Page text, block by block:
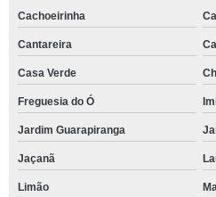
Cachoeirinha
Cantareira
Casa Verde
Freguesia do Ó
Jardim Guarapiranga
Jaçanã
Limão